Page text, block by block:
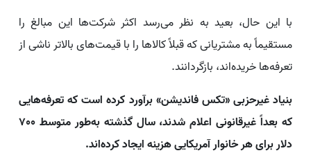
با این حال، بعید به نظر می‌رسد اکثر شرکت‌ها این مبالغ را
مستقیماً به مشتریانی که قبلاً کالاها را با قیمت‌های بالاتر ناشی از
تعرفه‌ها خریده‌اند، بازگردانند.
بنیاد غیرحزبی «تکس فاندیشن» برآورد کرده است که تعرفه‌هایی
که بعداً غیرقانونی اعلام شدند، سال گذشته به‌طور متوسط 700
دلار برای هر خانوار آمریکایی هزینه ایجاد کرده‌اند.